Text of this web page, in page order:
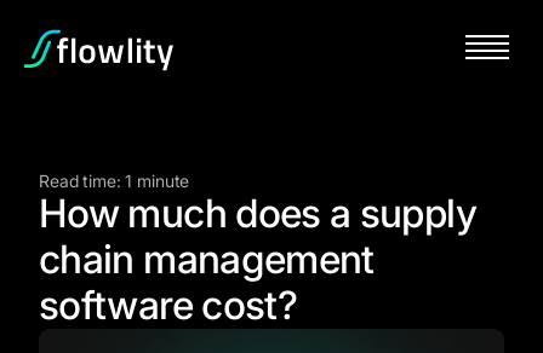
Read time: 1 minute
How much does a supply
chain management
software cost?